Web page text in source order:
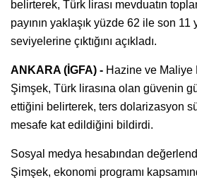
belirterek, Türk lirası mevduatın
payının yaklaşık yüzde 62 ile son 11
seviyelerine çıktığını açıkladı.
ANKARA (İGFA) - Hazine ve Maliye
Şimşek, Türk lirasına olan güvenin
ettiğini belirterek, ters dolarizasyon
mesafe kat edildiğini bildirdi.
Sosyal medya hesabından
Şimşek, ekonomi programı